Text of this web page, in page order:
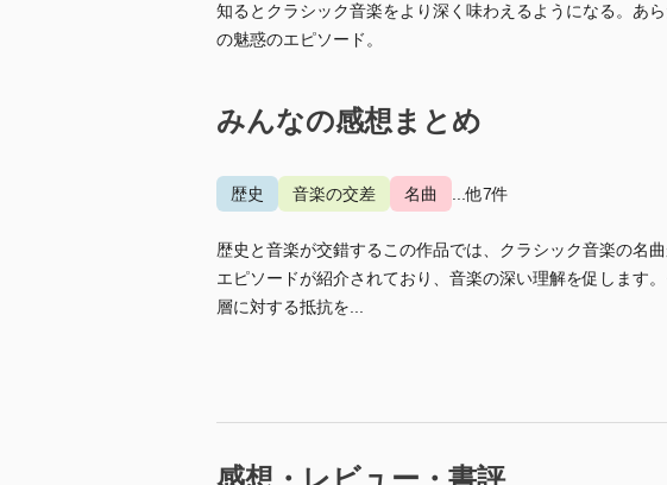
知るとクラシック音楽をより深く味わえるようになる。あ
の魅惑のエピソード。
みんなの感想まとめ
歴史 音楽の交差 名曲 ...他7件
歴史と音楽が交錯するこの作品では、クラシック音楽の名
エピソードが紹介されており、音楽の深い理解を促します
層に対する抵抗を...
感想・レビュー・書評